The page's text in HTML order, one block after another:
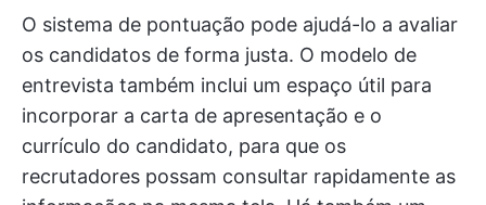
O sistema de pontuação pode ajudá-lo a avaliar
os candidatos de forma justa. O modelo de
entrevista também inclui um espaço útil para
incorporar a carta de apresentação e o
currículo do candidato, para que os
recrutadores possam consultar rapidamente as